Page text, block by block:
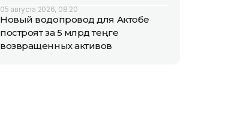
05 августа 2026, 08:20
Новый водопровод для Актобе
построят за 5 млрд теңге
возвращенных активов